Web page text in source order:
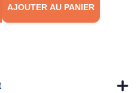
AJOUTER AU PANIER